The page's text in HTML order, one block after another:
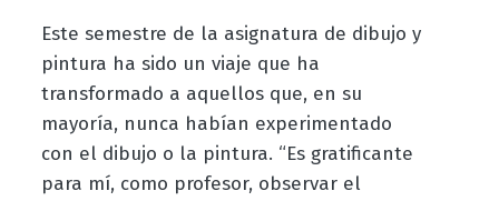
Este semestre de la asignatura de dibujo y
pintura ha sido un viaje que ha
transformado a aquellos que, en su
mayoría, nunca habían experimentado
con el dibujo o la pintura. “Es gratificante
para mí, como profesor, observar el